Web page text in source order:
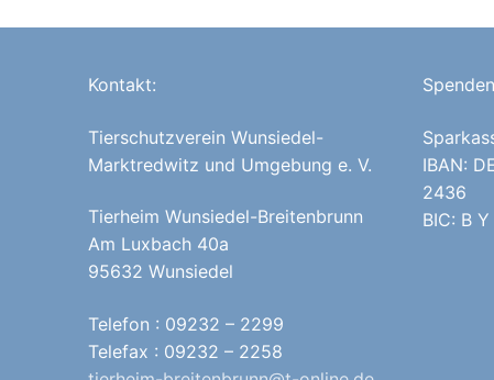
Kontakt:
Tierschutzverein Wunsiedel-
Marktredwitz und Umgebung e. V.
Tierheim Wunsiedel-Breitenbrunn
Am Luxbach 40a
95632 Wunsiedel
Telefon : 09232 – 2299
Telefax : 09232 – 2258
IBAN:
2436
BIC: B